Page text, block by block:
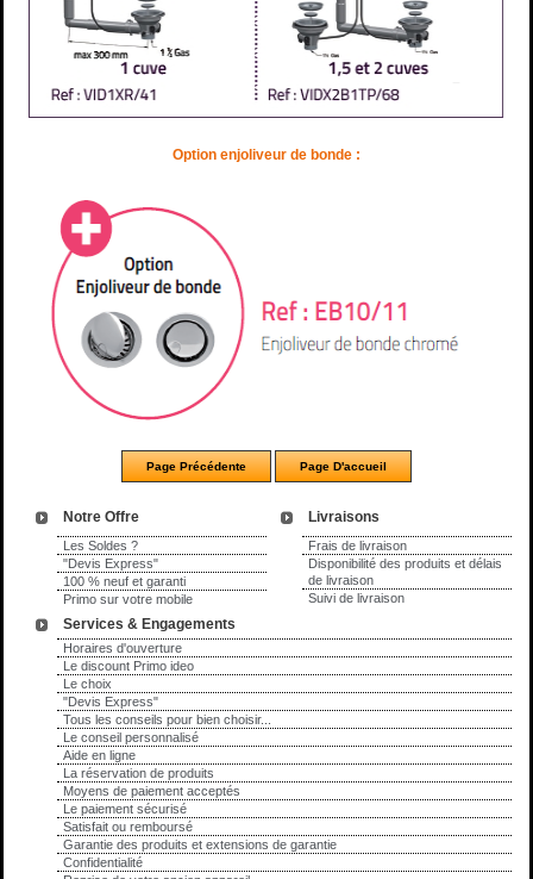
Notre Offre
Les Soldes ?
"Devis Express"
100 % neuf et garanti
Primo sur votre mobile
Livraisons
Frais de livraison
Disponibilité des produits et délais
de livraison
Suivi de livraison
Services & Engagements
Horaires d'ouverture
Le discount Primo ideo
Le choix
"Devis Express"
Tous les conseils pour bien choisir...
Le conseil personnalisé
Aide en ligne
La réservation de produits
Moyens de paiement acceptés
Le paiement sécurisé
Satisfait ou remboursé
Garantie des produits et extensions de garantie
Confidentialité
Option enjoliveur de bonde :